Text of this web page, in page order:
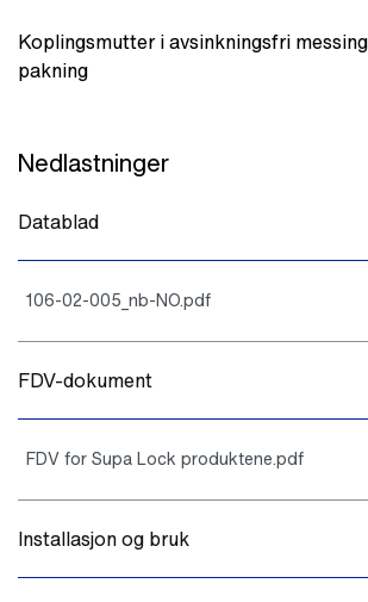
Koplingsmutter i avsinkningsfri
pakning
Nedlastninger
Datablad
106-02-005_nb-NO.pdf
FDV-dokument
FDV for Supa Lock produktene.pdf
Installasjon og bruk